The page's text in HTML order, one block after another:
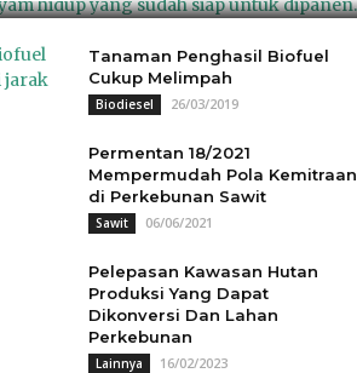
Tanaman Penghasil Biofuel
Cukup Melimpah
Biodiesel 26/03/2019
Permentan 18/2021
Mempermudah Pola Kemitraan
di Perkebunan Sawit
Sawit 06/06/2021
Pelepasan Kawasan Hutan
Produksi Yang Dapat
Dikonversi Dan Lahan
Perkebunan
Lainnya 16/02/2023